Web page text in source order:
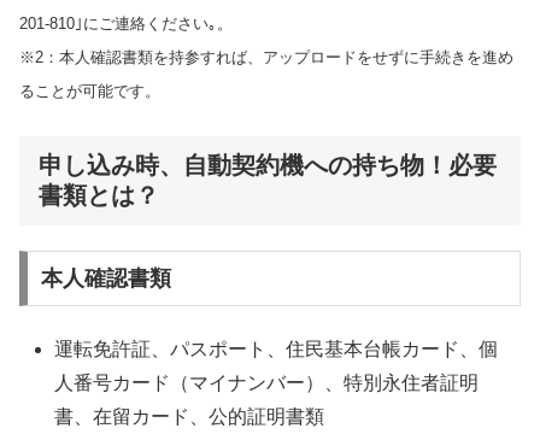
201-810｣にご連絡ください｡。
※2：本人確認書類を持参すれば、アップロードをせずに手続きを進め
ることが可能です。
申し込み時、自動契約機への持ち物！必要
書類とは？
本人確認書類
運転免許証、パスポート、住民基本台帳カード、個
人番号カード（マイナンバー）、特別永住者証明
書、在留カード、公的証明書類